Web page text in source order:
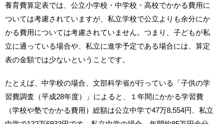
養育費算定表では、公立小学校・中学校・高校でかかる費用に
ついては考慮されていますが、私立学校で公立よりも余分にか
かる費用については考慮されていません。つまり、子どもが私
立に通っている場合や、私立に進学予定である場合には、算定
表の金額では少ないということです。
たとえば、中学校の場合、文部科学省が行っている「子供の学
習費調査（平成28年度）」によると、１年間にかかる学習費
（学校や塾でかかる費用）総額は公立中学で47万8,554円、私立